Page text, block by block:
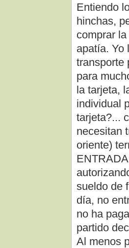
Entiendo
hinchas,
comprar
apatía. Yo
transporte
para
la tarjeta,
individual
tarjeta?...
necesitan
oriente)
sueldo de
día, no
no ha
partido
Al menos